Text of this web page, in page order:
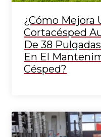
¿Cómo Mejora
Cortacésped
De 38
En El
Césped?